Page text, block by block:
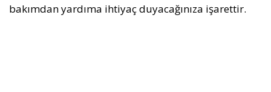
bakımdan yardıma ihtiyaç duyacağınıza işarettir.